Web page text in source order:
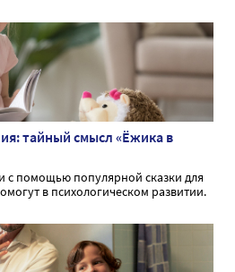
тайный смысл «Ёжика в
с помощью популярной сказки для
в психологическом развитии.